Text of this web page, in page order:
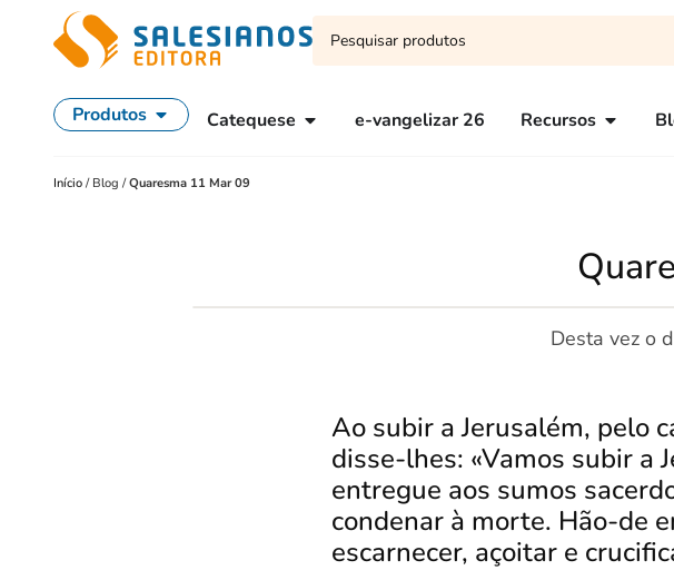
Produtos Catequese e-vangelizar 26 Recursos
Início / Blog /Quaresma 11 Mar 09
Desta vez o
Ao subir a Jerusalém, pelo
disse-lhes: «Vamos subir a
entregue aos sumos
condenar à morte. Hão-de
escarnecer, açoitar e